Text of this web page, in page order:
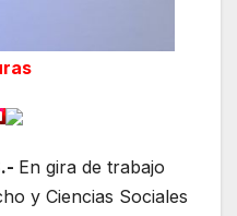
En gira de trabajo
y Ciencias Sociales